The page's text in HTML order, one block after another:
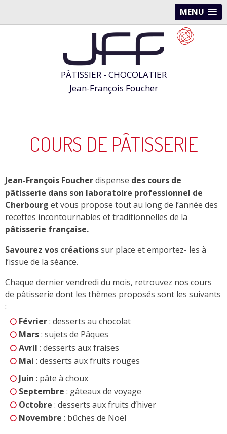
MENU
PÂTISSIER - CHOCOLATIER
Jean-François Foucher
COURS DE PÂTISSERIE
Jean-François Foucherdispense des cours de
pâtisserie dans son laboratoire professionnel de
Cherbourg et vous propose tout au long de l’année des
recettes incontournables et traditionnelles de la
pâtisserie française.
Savourez vos créationssur place et emportez- les à
l’issue de la séance.
Chaque dernier vendredi du mois, retrouvez nos cours
de pâtisserie dont les thèmes proposés sont les suivants
:
Février: desserts au chocolat
Mars: sujets de Pâques
Avril : desserts aux fraises
Mai : desserts aux fruits rouges
Juin : pâte à choux
Septembre : gâteaux de voyage
Octobre : desserts aux fruits d’hiver
Novembre : bûches de Noël